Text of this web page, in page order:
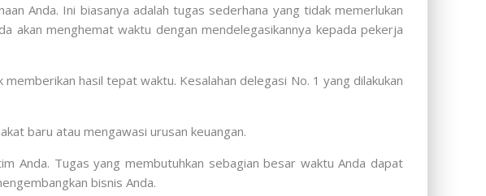
Anda. Ini biasanya adalah tugas sederhana yang tidak memerlukan
akan menghemat waktu dengan mendelegasikannya kepada pekerja
hasil tepat waktu. Kesalahan delegasi No. 1 yang dilakukan
baru atau mengawasi urusan keuangan.
Anda. Tugas yang membutuhkan sebagian besar waktu Anda dapat
bisnis Anda.